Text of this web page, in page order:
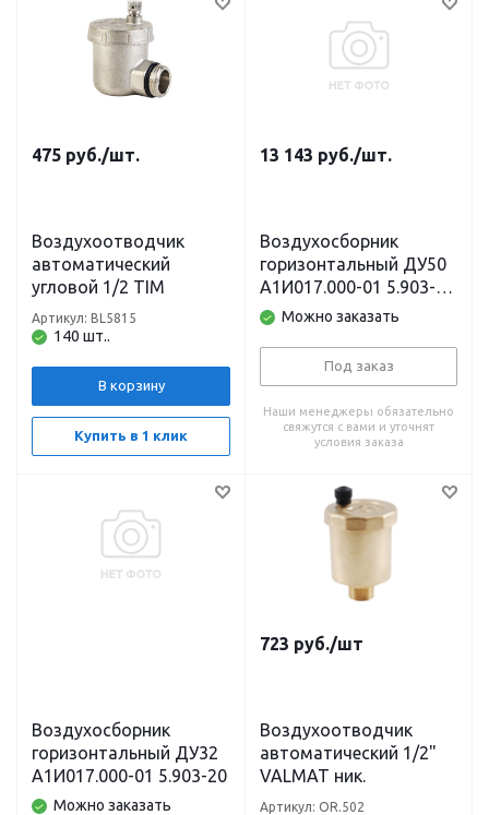
475 руб./шт.
Воздухоотводчик
автоматический
угловой 1/2 TIM
140 шт..
Артикул: BL5815
В корзину
Купить в 1 клик
13 143 руб./шт.
Воздухосборник
горизонтальный ДУ50
А1И017.000-01 5.903-20
в.1 Можно заказать
Под заказ
Наши менеджеры обязательно
свяжутся с вами и уточнят
условия заказа
Воздухосборник
горизонтальный ДУ32
А1И017.000-01 5.903-20
Можно заказать
723 руб./шт
Воздухоотводчик
автоматический 1/2"
VALMAT ник.
Артикул: OR.502